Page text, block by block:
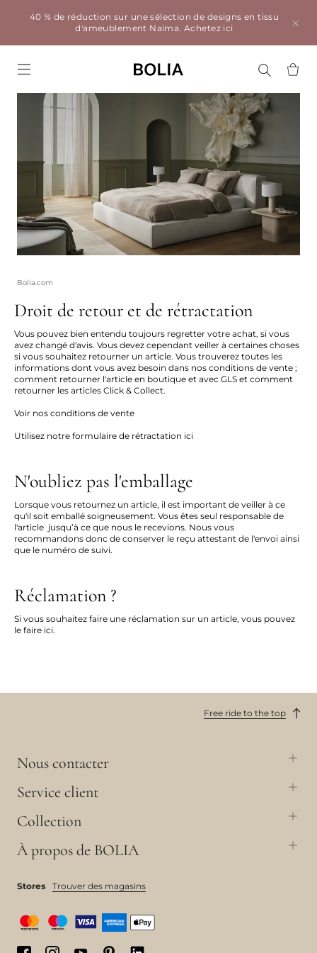
40 % de réduction sur une sélection de designs en tissu
d'ameublement Naima.Achetez ici
Bolia.com
Droit de retour et de rétractation
Vous pouvez bien entendu toujours regretter votre achat, si vous
avez changé d'avis. Vous devez cependant veiller à certaines choses
si vous souhaitez retourner un article. Vous trouverez toutes les
informations dont vous avez besoin dans nos conditions de vente ;
comment retourner l'article en boutique et avec GLS et comment
retourner les articles Click & Collect.
Voir nos conditions de vente
Utilisez notre formulaire de rétractation ici
N'oubliez pas l'emballage
Lorsque vous retournez un article, il est important de veiller à ce
qu'il soit emballé soigneusement. Vous êtes seul responsable de
l'article jusqu’à ce que nous le recevions. Nous vous
recommandons donc de conserver le reçu attestant de l'envoi ainsi
que le numéro de suivi.
Réclamation ?
Si vous souhaitez faire une réclamation sur un article, vous pouvez
le faire ici.
Free ride to the top
Nous contacter
Service client
Collection
À propos de BOLIA
Stores Trouver des magasins